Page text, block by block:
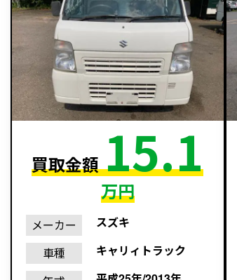
買取金額15.1
万円
メーカー
スズキ
車種
キャリィトラック